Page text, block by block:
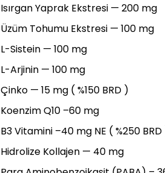
Isırgan Yaprak Ekstresi — 200 mg
Üzüm Tohumu Ekstresi — 100 mg
L-Sistein — 100 mg
L-Arjinin — 100 mg
Çinko — 15 mg ( %150 BRD )
Koenzim Q10 –60 mg
B3 Vitamini –40 mg NE ( %250 BRD
Hidrolize Kollajen — 40 mg